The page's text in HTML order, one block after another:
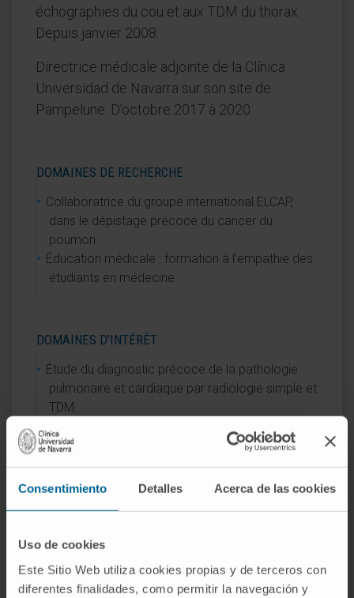
Consentimiento Detalles Acerca de las cookies
Uso de cookies
Este Sitio Web utiliza cookies propias y de terceros con
diferentes finalidades, como permitir la navegación y
échographies du cou et aux TDM du thorax.
Depuis janvier 2008.
Directrice médicale adjointe de la Clínica
Universidad de Navarra sur son site de
Pampelune. D’octobre 2017 à 2020.
DOMAINES DE RECHERCHE
Collaboratrice du groupe international ELCAP,
dans le dépistage précoce du cancer du
poumon.
Éducation médicale : formation à l’empathie des
étudiants en médecine.
DOMAINES D'INTÉRÊT
Étude du diagnostic précoce de la pathologie
pulmonaire et cardiaque par radiologie simple et
TDM.
Enseignement de troisième cycle / formation
des résidents.
Unité d’éducation médicale de la Facultad de
Medicina de la Universidad de Navarra.